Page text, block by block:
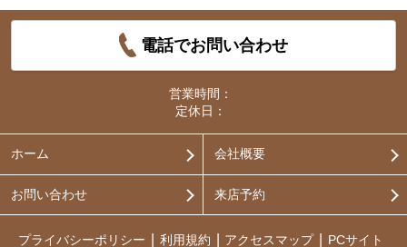
電話でお問い合わせ
営業時間：
定休日：
ホーム 会社概要
お問い合わせ 来店予約
プライバシーポリシー 利用規約 アクセスマップ PCサイト